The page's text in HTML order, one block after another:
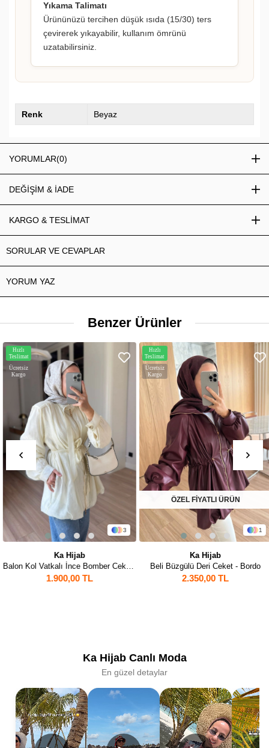
Yıkama Talimatı
Ürününüzü tercihen düşük ısıda (15/30) ters
çevirerek yıkayabilir, kullanım ömrünü
uzatabilirsiniz.
Renk Beyaz
YORUMLAR(0)
DEĞİŞİM & İADE
KARGO & TESLİMAT
SORULAR VE CEVAPLAR
YORUM YAZ
Benzer Ürünler
3
Ka Hijab
Balon Kol Vatkalı İnce Bomber Ceket - Sarı
1.900,00 TL
Ücretsiz
Kargo
Hızlı
Teslimat
1
Ka Hijab
Beli Büzgülü Deri Ceket - Bordo
2.350,00 TL
Ücretsiz
Kargo
Hızlı
Teslimat
ÖZEL FİYATLI ÜRÜN
Ka Hijab Canlı Moda
En güzel detaylar